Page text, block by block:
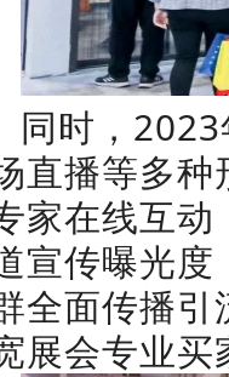
同时，
直播等多种
家在线互动
宣传曝光
全面传播
展会专业